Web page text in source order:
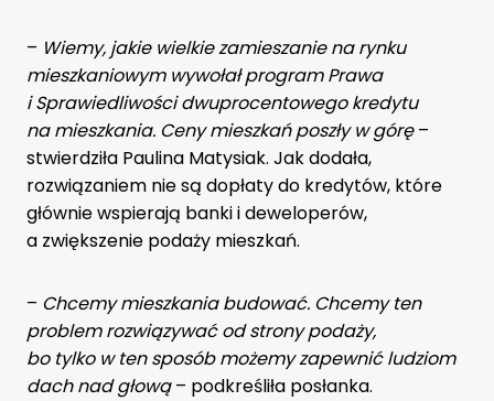
– Wiemy, jakie wielkie zamieszanie na rynku
mieszkaniowym wywołał program Prawa
i Sprawiedliwości dwuprocentowego kredytu
na mieszkania. Ceny mieszkań poszły w górę–
stwierdziła Paulina Matysiak. Jak dodała,
rozwiązaniem nie są dopłaty do kredytów, które
głównie wspierają banki i deweloperów,
a zwiększenie podaży mieszkań.
– Chcemy mieszkania budować. Chcemy ten
problem rozwiązywać od strony podaży,
bo tylko w ten sposób możemy zapewnić ludziom
dach nad głową– podkreśliła posłanka.